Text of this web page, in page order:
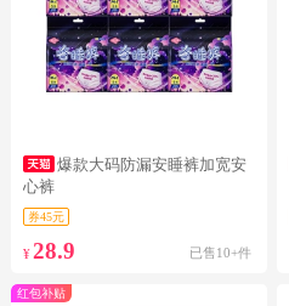
爆款大码防漏安睡裤加宽安
心裤
券45元
¥ 28.9 已售10+件
红包补贴